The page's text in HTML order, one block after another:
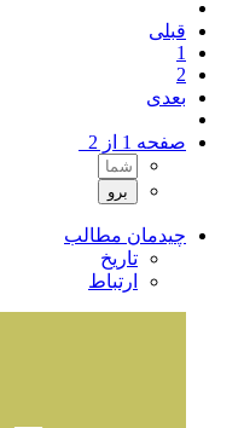
قبلی
1
2
بعدی
صفحه 1 از 2
چیدمان مطالب
تاریخ
ارتباط